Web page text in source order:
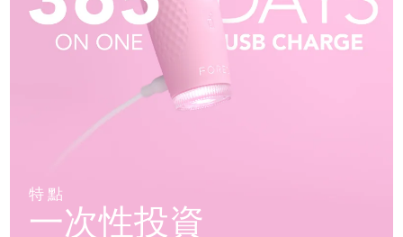
特點
一次性投資